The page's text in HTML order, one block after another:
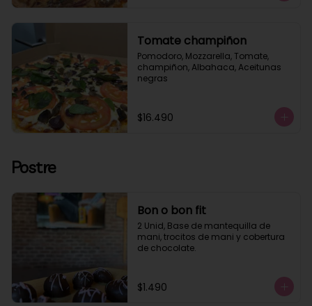
Tomate champiñon
Pomodoro, Mozzarella, Tomate,
champiñon, Albahaca, Aceitunas
negras
$16.490
Postre
Bon o bon fit
2 Unid, Base de mantequilla de
mani, trocitos de mani y cobertura
de chocolate.
$1.490